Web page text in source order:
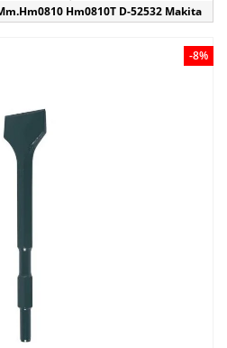
Hm0810T D-52532 Makita
-8%